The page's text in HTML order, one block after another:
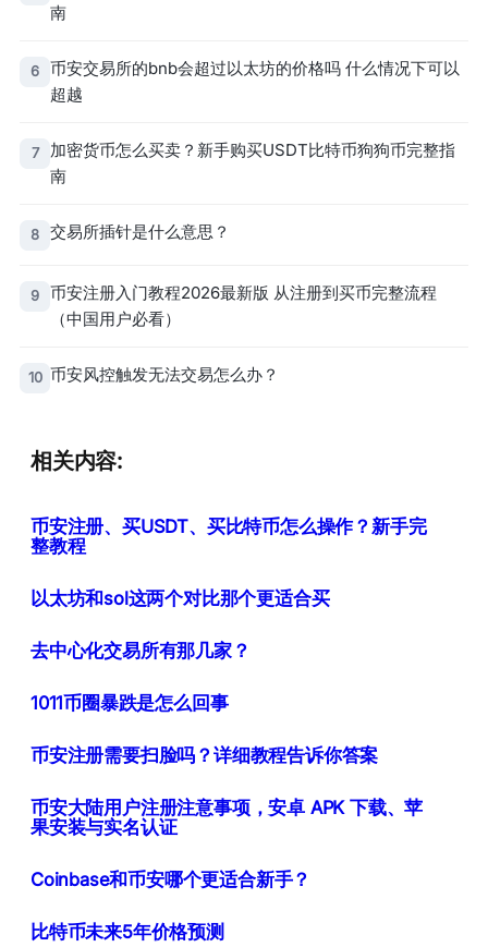
南
6
币安交易所的bnb会超过以太坊的价格吗 什么情况下可以
超越
7
加密货币怎么买卖？新手购买USDT比特币狗狗币完整指
南
8 交易所插针是什么意思？
9
币安注册入门教程2026最新版 从注册到买币完整流程
（中国用户必看）
10 币安风控触发无法交易怎么办？
相关内容:
币安注册、买USDT、买比特币怎么操作？新手完
整教程
以太坊和sol这两个对比那个更适合买
去中心化交易所有那几家？
1011币圈暴跌是怎么回事
币安注册需要扫脸吗？详细教程告诉你答案
币安大陆用户注册注意事项，安卓 APK 下载、苹
果安装与实名认证
Coinbase和币安哪个更适合新手？
比特币未来5年价格预测